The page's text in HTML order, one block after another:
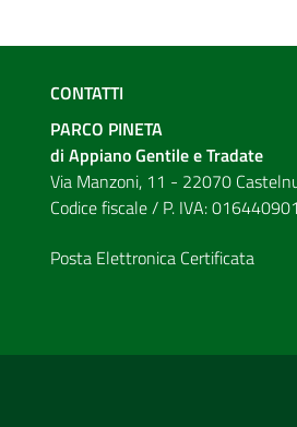
CONTATTI
PARCO PINETA
di Appiano Gentile e Tradate
Via Manzoni, 11 - 22070
Codice fiscale / P. IVA:
Posta Elettronica Certificata